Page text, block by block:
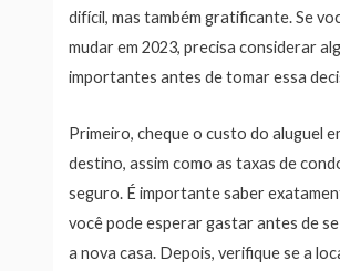
difícil, mas também gratificante. Se
mudar em 2023, precisa considerar
importantes antes de tomar essa
Primeiro, cheque o custo do aluguel
destino, assim como as taxas de
seguro. É importante saber
você pode esperar gastar antes de
a nova casa. Depois, verifique se a